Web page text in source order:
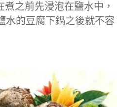
之前先浸泡在鹽水中，
水的豆腐下鍋之後就不容